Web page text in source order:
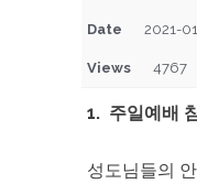
Date 2021-
Views 4767
1. 주일예배
성도님들의